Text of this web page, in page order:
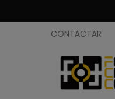
CONTACTAR